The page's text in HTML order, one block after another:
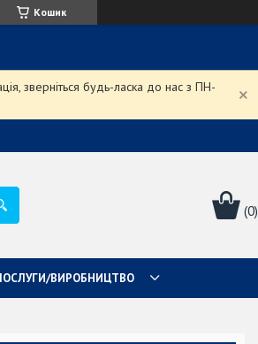
Кошик
зверніться будь-ласка до нас з ПН-
ВИРОБНИЦТВО